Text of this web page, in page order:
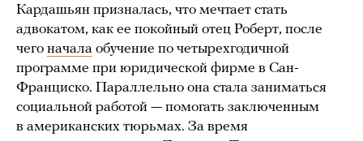
Кардашьян призналась, что мечтает стать
адвокатом, как ее покойный отец Роберт, после
чего начала обучение по четырехгодичной
программе при юридической фирме в Сан-
Франциско. Параллельно она стала заниматься
социальной работой — помогать заключенным
в американских тюрьмах. За время